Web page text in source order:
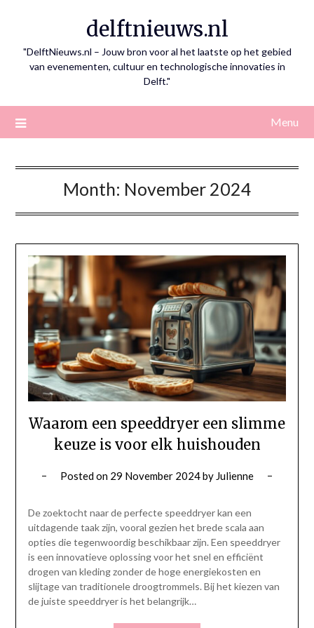
delftnieuws.nl
"DelftNieuws.nl – Jouw bron voor al het laatste op het gebied
van evenementen, cultuur en technologische innovaties in
Delft."
Menu
Month: November 2024
Waarom een speeddryer een slimme
keuze is voor elk huishouden
Posted on 29 November 2024by Julienne
De zoektocht naar de perfecte speeddryer kan een
uitdagende taak zijn, vooral gezien het brede scala aan
opties die tegenwoordig beschikbaar zijn. Een speeddryer
is een innovatieve oplossing voor het snel en efficiënt
drogen van kleding zonder de hoge energiekosten en
slijtage van traditionele droogtrommels. Bij het kiezen van
de juiste speeddryer is het belangrijk…